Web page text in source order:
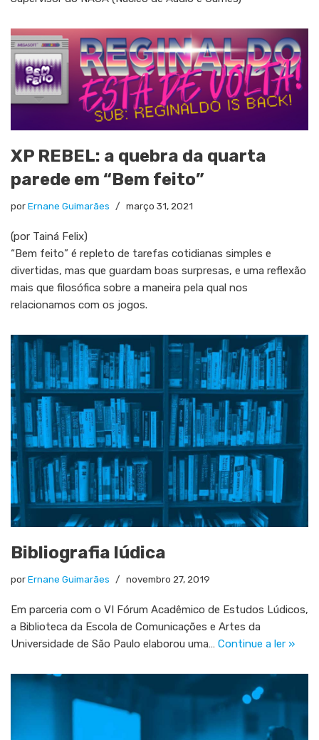
XP REBEL: a quebra da quarta
parede em “Bem feito”
porErnane Guimarães março 31, 2021
(por Tainá Felix)
“Bem feito” é repleto de tarefas cotidianas simples e
divertidas, mas que guardam boas surpresas, e uma reflexão
mais que filosófica sobre a maneira pela qual nos
relacionamos com os jogos.
Bibliografia lúdica
porErnane Guimarães novembro 27, 2019
Em parceria com o VI Fórum Acadêmico de Estudos Lúdicos,
a Biblioteca da Escola de Comunicações e Artes da
Universidade de São Paulo elaborou uma… Continue a ler »